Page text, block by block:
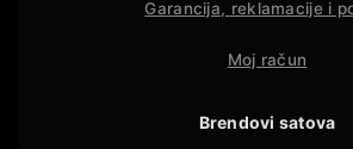
Garancija, reklamacije i
Moj račun
Brendovi satova